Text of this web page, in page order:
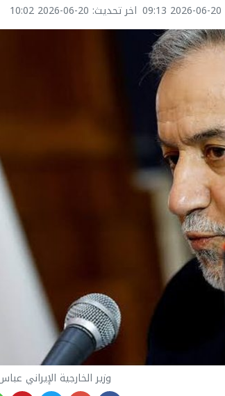
2026-06-20 09:13 اخر تحديث: 2026-06-20 10:02
وزير الخارجية الإيراني